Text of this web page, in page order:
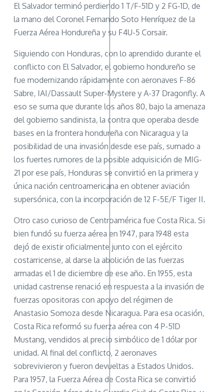
El Salvador terminó perdiendo 1 T/F-51D y 2 FG-1D, de
la mano del Coronel Fernando Soto Henríquez de la
Fuerza Aérea Hondureña y su F4U-5 Corsair.
Siguiendo con Honduras, con lo aprendido durante el
conflicto con El Salvador, el gobierno hondureño se
fue modernizando rápidamente con aeronaves F-86
Sabre, IAI/Dassault Super-Mystere y A-37 Dragonfly. A
eso se suma que durante los años 80, bajo la amenaza
del gobierno sandinista, la contra que operaba desde
bases en la frontera hondureña con Nicaragua y la
posibilidad de una invasión desde ese país, sumado a
los fuertes rumores de la posible adquisición de MIG-
21 por ese país, Honduras se convirtió en la primera y
única nación centroamericana en obtener aviación
supersónica, con la incorporación de 12 F-5E/F Tiger II.
Otro caso curioso de Centroamérica fue Costa Rica. Si
bien fundó su fuerza aérea en 1947, para 1948 esta
dejó de existir oficialmente junto con el ejército
costarricense, al darse la abolición de las fuerzas
armadas el 1 de diciembre de ese año. En 1955, esta
unidad castrense renació en respuesta a la invasión de
fuerzas opositoras con apoyo del régimen de
Anastasio Somoza desde Nicaragua. Para esa ocasión,
Costa Rica reformó su fuerza aérea con 4 P-51D
Mustang, vendidos al precio simbólico de 1 dólar por
unidad. Al final del conflicto, 2 aeronaves
sobrevivieron y fueron devueltas a Estados Unidos.
Para 1957, la Fuerza Aérea de Costa Rica se convirtió